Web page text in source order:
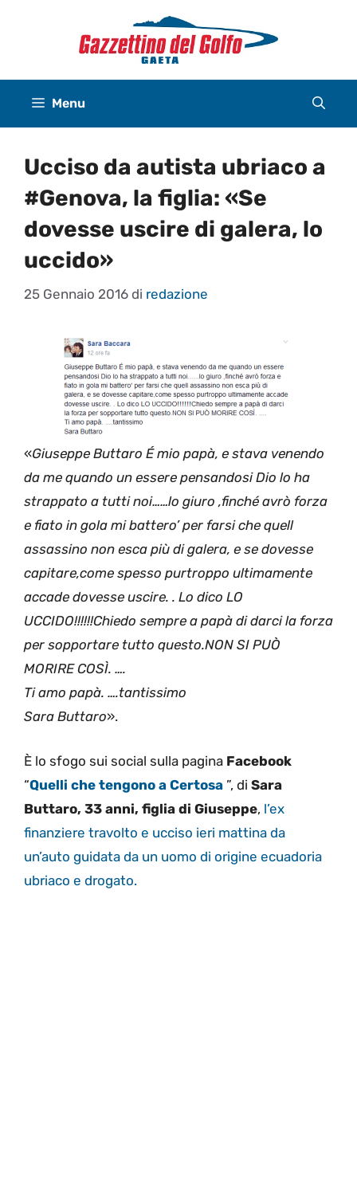
Menu
Ucciso da autista ubriaco a
#Genova, la figlia: «Se
dovesse uscire di galera, lo
uccido»
25 Gennaio 2016 di redazione
«Giuseppe Buttaro É mio papà, e stava venendo
da me quando un essere pensandosi Dio lo ha
strappato a tutti noi……lo giuro ,finché avrò forza
e fiato in gola mi battero’ per farsi che quell
assassino non esca più di galera, e se dovesse
capitare,come spesso purtroppo ultimamente
accade dovesse uscire. . Lo dico LO
UCCIDO!!!!!!Chiedo sempre a papà di darci la forza
per sopportare tutto questo.NON SI PUÒ
MORIRE COSÌ. ….
Ti amo papà. ….tantissimo
Sara Buttaro».
È lo sfogo sui social sulla pagina Facebook
“Quelli che tengono a Certosa ”, di Sara
Buttaro, 33 anni, figlia di Giuseppe, l’ex
finanziere travolto e ucciso ieri mattina da
un’auto guidata da un uomo di origine ecuadoria
ubriaco e drogato.